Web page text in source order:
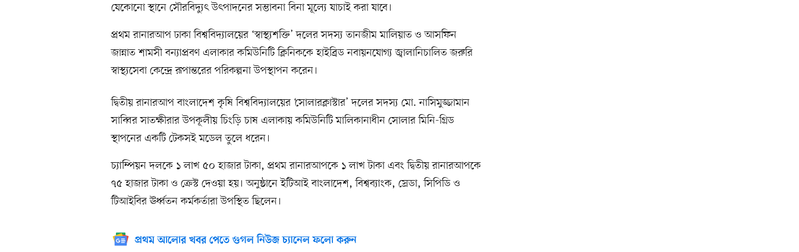
যেকোনো স্থানে সৌরবিদ্যুৎ উৎপাদনের সম্ভাবনা বিনা মূল্যে যাচাই করা যাবে।
প্রথম রানারআপ ঢাকা বিশ্ববিদ্যালয়ের ‘স্বাস্থ্যশক্তি’ দলের সদস্য তানজীম মালিয়াত ও আসফিন
জান্নাত শামসী বন্যাপ্রবণ এলাকার কমিউনিটি ক্লিনিককে হাইব্রিড নবায়নযোগ্য জ্বালানিচালিত জরুরি
স্বাস্থ্যসেবা কেন্দ্রে রূপান্তরের পরিকল্পনা উপস্থাপন করেন।
দ্বিতীয় রানারআপ বাংলাদেশ কৃষি বিশ্ববিদ্যালয়ের ‘সোলারক্লাস্টার’ দলের সদস্য মো. নাসিমুজ্জামান
সাব্বির সাতক্ষীরার উপকূলীয় চিংড়ি চাষ এলাকায় কমিউনিটি মালিকানাধীন সোলার মিনি-গ্রিড
স্থাপনের একটি টেকসই মডেল তুলে ধরেন।
চ্যাম্পিয়ন দলকে ১ লাখ ৫০ হাজার টাকা, প্রথম রানারআপকে ১ লাখ টাকা এবং দ্বিতীয় রানারআপকে
৭৫ হাজার টাকা ও ক্রেস্ট দেওয়া হয়। অনুষ্ঠানে ইটিআই বাংলাদেশ, বিশ্বব্যাংক, স্রেডা, সিপিডি ও
টিআইবির ঊর্ধ্বতন কর্মকর্তারা উপস্থিত ছিলেন।
প্রথম আলোর খবর পেতে গুগল নিউজ চ্যানেল ফলো করুন